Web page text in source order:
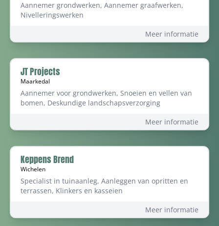
Aannemer grondwerken, Aannemer graafwerken,
Nivelleringswerken
Meer informatie
JT Projects
Maarkedal
Aannemer voor grondwerken, Snoeien en vellen van
bomen, Deskundige landschapsverzorging
Meer informatie
Keppens Brend
Wichelen
Specialist in tuinaanleg, Aanleggen van opritten en
terrassen, Klinkers en kasseien
Meer informatie